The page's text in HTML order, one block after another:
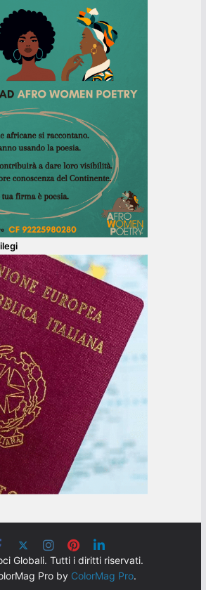
Globali. Tutti i diritti riservati.
Pro by ColorMag Pro.